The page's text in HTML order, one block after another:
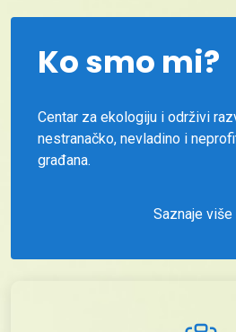
Ko smo mi?
Centar za ekologiju i održivi
nestranačko, nevladino i
građana.
Saznaje više